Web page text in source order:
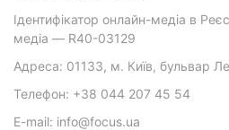
Ідентифікатор онлайн-медіа в
медіа — R40-03129
Адреса: 01133, м. Київ, бульвар
Телефон: +38 044 207 45 54
E-mail: info@focus.ua